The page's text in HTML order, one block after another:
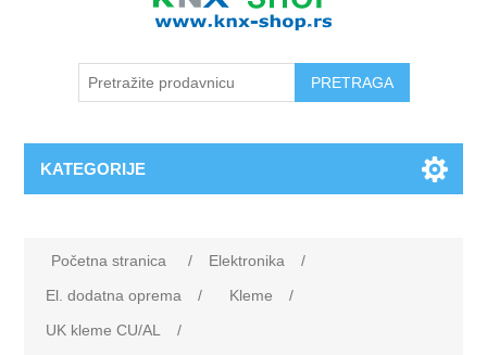
KATEGORIJE
Početna stranica / Elektronika
/
El. dodatna oprema
/ Kleme
/
UK kleme CU/AL
/